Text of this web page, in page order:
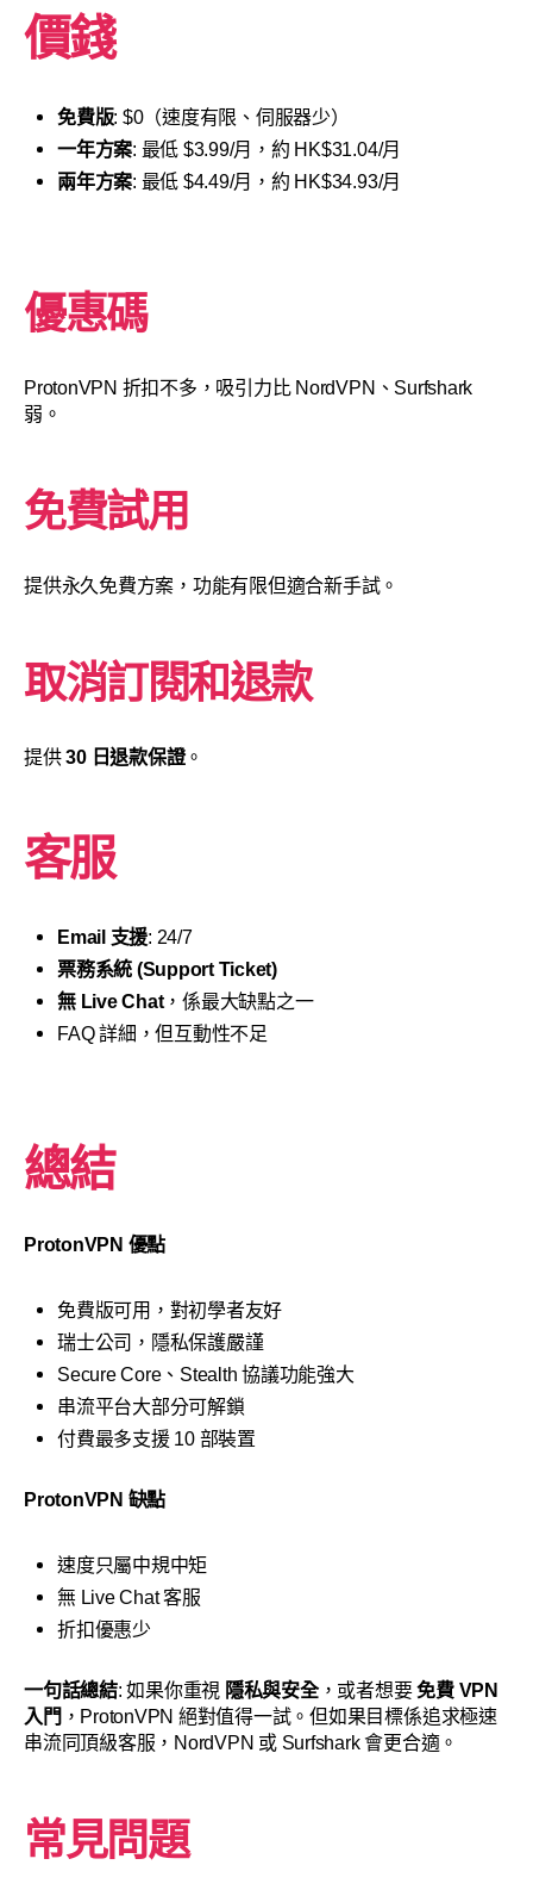
價錢
免費版: $0（速度有限、伺服器少）
一年方案: 最低 $3.99/月，約 HK$31.04/月
兩年方案: 最低 $4.49/月，約 HK$34.93/月
優惠碼
ProtonVPN 折扣不多，吸引力比 NordVPN、Surfshark
弱。
免費試用
提供永久免費方案，功能有限但適合新手試。
取消訂閱和退款
提供30 日退款保證。
客服
Email 支援: 24/7
票務系統 (Support Ticket)
無 Live Chat，係最大缺點之一
FAQ 詳細，但互動性不足
總結
ProtonVPN 優點
免費版可用，對初學者友好
瑞士公司，隱私保護嚴謹
Secure Core、Stealth 協議功能強大
串流平台大部分可解鎖
付費最多支援 10 部裝置
ProtonVPN 缺點
速度只屬中規中矩
無 Live Chat 客服
折扣優惠少
一句話總結: 如果你重視 隱私與安全，或者想要免費 VPN
入門 ，ProtonVPN 絕對值得一試。但如果目標係追求極速
串流同頂級客服，NordVPN 或 Surfshark 會更合適。
常見問題